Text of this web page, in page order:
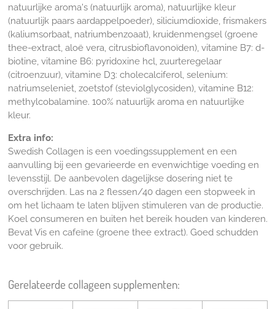
natuurlijke aroma's (natuurlijk aroma), natuurlijke kleur
(natuurlijk paars aardappelpoeder), siliciumdioxide, frismakers
(kaliumsorbaat, natriumbenzoaat), kruidenmengsel (groene
thee-extract, aloë vera, citrusbioflavonoïden), vitamine B7: d-
biotine, vitamine B6: pyridoxine hcl, zuurteregelaar
(citroenzuur), vitamine D3: cholecalciferol, selenium:
natriumseleniet, zoetstof (steviolglycosiden), vitamine B12:
methylcobalamine. 100% natuurlijk aroma en natuurlijke
kleur.
Extra info:
Swedish Collagen is een voedingssupplement en een
aanvulling bij een gevarieerde en evenwichtige voeding en
levensstijl. De aanbevolen dagelijkse dosering niet te
overschrijden. Las na 2 flessen/40 dagen een stopweek in
om het lichaam te laten blijven stimuleren van de productie.
Koel consumeren en buiten het bereik houden van kinderen.
Bevat Vis en cafeïne (groene thee extract). Goed schudden
voor gebruik.
Gerelateerde collageen supplementen: